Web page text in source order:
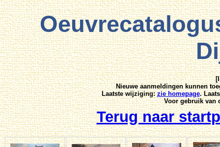
Nieuwe aanmeldingen kunnen
Laatste wijziging:zie homepage.
Voor gebruik van
Terug naar